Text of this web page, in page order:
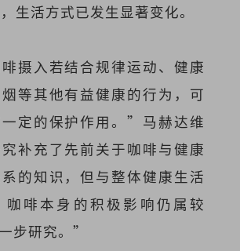
生活方式已发生显著变化。
摄入若结合规律运动、健康
等其他有益健康的行为，可
定的保护作用。”马赫达维
补充了先前关于咖啡与健康
的知识，但与整体健康生活
咖啡本身的积极影响仍属较
步研究。”